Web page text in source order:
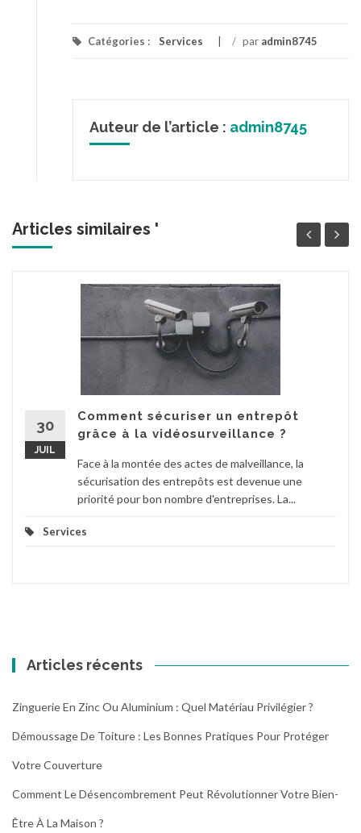
Catégories : Services / par admin8745
Auteur de l’article : admin8745
Articles similaires '
30
JUIL
Comment sécuriser un entrepôt
grâce à la vidéosurveillance ?
Face à la montée des actes de malveillance, la
sécurisation des entrepôts est devenue une
priorité pour bon nombre d'entreprises. La...
Services
Articles récents
Zinguerie En Zinc Ou Aluminium : Quel Matériau Privilégier ?
Démoussage De Toiture : Les Bonnes Pratiques Pour Protéger
Votre Couverture
Comment Le Désencombrement Peut Révolutionner Votre Bien-
Être À La Maison ?